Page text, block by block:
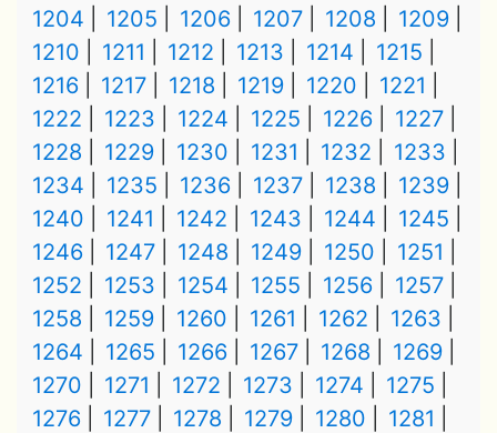
1204
1205 1206 1207 1208
1209
1210
1211 1212 1213 1214
1215
1216
1217 1218 1219 1220
1221
1222
1223 1224 1225 1226
1227
1228
1229 1230 1231 1232
1233
1234
1235 1236 1237 1238
1239
1240
1241 1242 1243 1244
1245
1246
1247 1248 1249 1250
1251
1252
1253 1254 1255 1256
1257
1258
1259 1260 1261 1262
1263
1264
1265 1266 1267 1268
1269
1270
1271 1272 1273 1274
1275
1276
1277 1278 1279 1280
1281